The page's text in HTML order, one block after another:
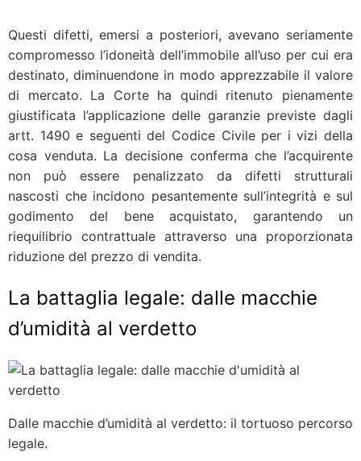
Questi difetti, emersi a posteriori, avevano seriamente
compromesso l’idoneità dell’immobile all’uso per cui era
destinato, diminuendone in modo apprezzabile il valore
di mercato. La Corte ha quindi ritenuto pienamente
giustificata l’applicazione delle garanzie previste dagli
artt. 1490 e seguenti del Codice Civile per i vizi della
cosa venduta. La decisione conferma che l’acquirente
non può essere penalizzato da difetti strutturali
nascosti che incidono pesantemente sull’integrità e sul
godimento del bene acquistato, garantendo un
riequilibrio contrattuale attraverso una proporzionata
riduzione del prezzo di vendita.
La battaglia legale: dalle macchie
d’umidità al verdetto
Dalle macchie d’umidità al verdetto: il tortuoso percorso
legale.